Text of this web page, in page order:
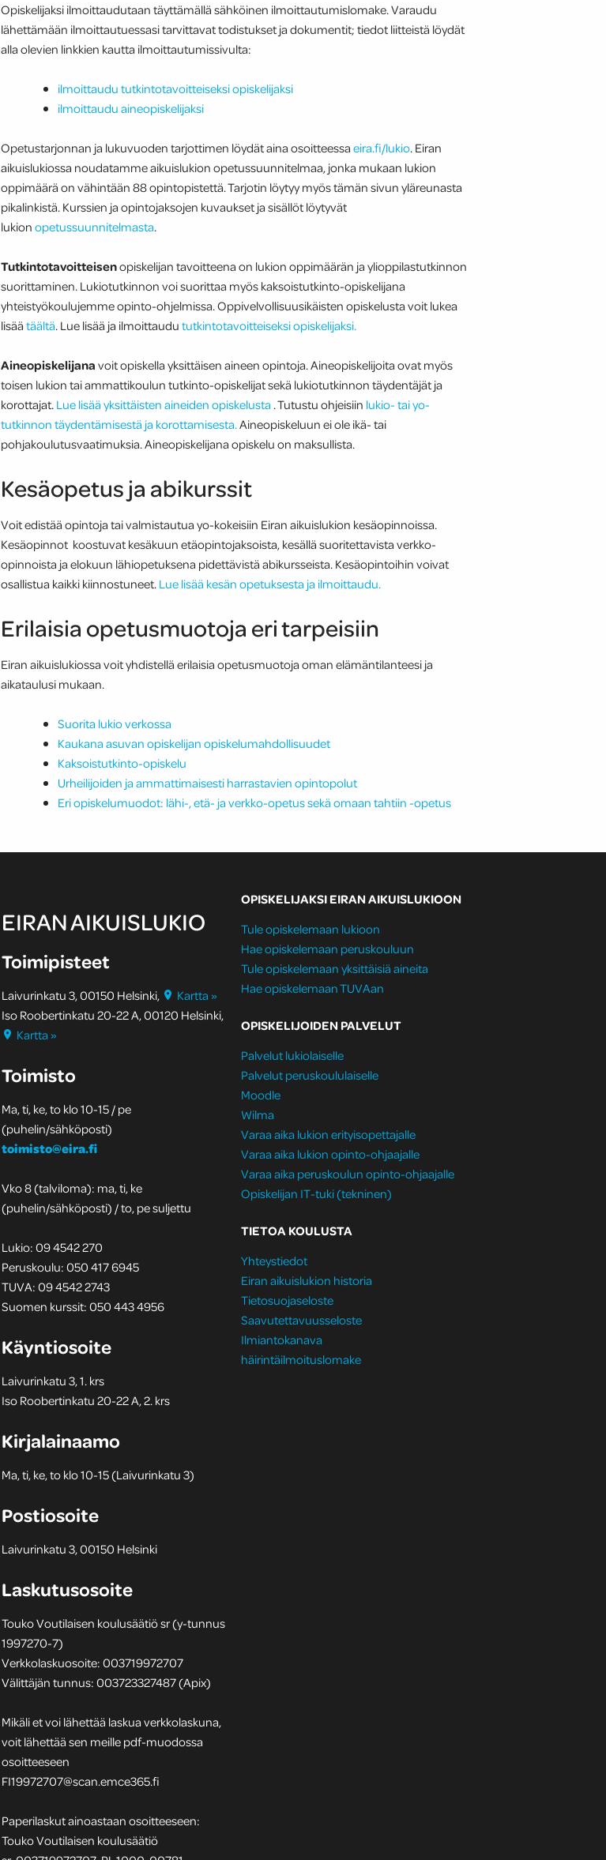
Opiskelijaksi ilmoittaudutaan täyttämällä sähköinen ilmoittautumislomake. Varaudu
lähettämään ilmoittautuessasi tarvittavat todistukset ja dokumentit; tiedot liitteistä löydät
alla olevien linkkien kautta ilmoittautumissivulta:
ilmoittaudu tutkintotavoitteiseksi opiskelijaksi
ilmoittaudu aineopiskelijaksi
Opetustarjonnan ja lukuvuoden tarjottimen löydät aina osoitteessaeira.fi/lukio. Eiran
aikuislukiossa noudatamme aikuislukion opetussuunnitelmaa, jonka mukaan lukion
oppimäärä on vähintään 88 opintopistettä. Tarjotin löytyy myös tämän sivun yläreunasta
pikalinkistä. Kurssien ja opintojaksojen kuvaukset ja sisällöt löytyvät
lukionopetussuunnitelmasta.
Tutkintotavoitteisenopiskelijan tavoitteena on lukion oppimäärän ja ylioppilastutkinnon
suorittaminen. Lukiotutkinnon voi suorittaa myös kaksoistutkinto-opiskelijana
yhteistyökoulujemme opinto-ohjelmissa. Oppivelvollisuusikäisten opiskelusta voit lukea
lisäätäältä. Lue lisää ja ilmoittaudututkintotavoitteiseksi opiskelijaksi.
Aineopiskelijanavoit opiskella yksittäisen aineen opintoja. Aineopiskelijoita ovat myös
toisen lukion tai ammattikoulun tutkinto-opiskelijat sekä lukiotutkinnon täydentäjät ja
korottajat.Lue lisää yksittäisten aineiden opiskelusta . Tutustu ohjeisiin lukio- tai yo-
tutkinnon täydentämisestä ja korottamisesta.Aineopiskeluun ei ole ikä- tai
pohjakoulutusvaatimuksia. Aineopiskelijana opiskelu on maksullista.
Kesäopetus ja abikurssit
Voit edistää opintoja tai valmistautua yo-kokeisiin Eiran aikuislukion kesäopinnoissa.
Kesäopinnot koostuvat kesäkuun etäopintojaksoista, kesällä suoritettavista verkko-
opinnoista ja elokuun lähiopetuksena pidettävistä abikursseista. Kesäopintoihin voivat
osallistua kaikki kiinnostuneet.Lue lisää kesän opetuksesta ja ilmoittaudu.
Erilaisia opetusmuotoja eri tarpeisiin
Eiran aikuislukiossa voit yhdistellä erilaisia opetusmuotoja oman elämäntilanteesi ja
aikataulusi mukaan.
Suorita lukio verkossa
Kaukana asuvan opiskelijan opiskelumahdollisuudet
Kaksoistutkinto-opiskelu
Urheilijoiden ja ammattimaisesti harrastavien opintopolut
Eri opiskelumuodot: lähi-, etä- ja verkko-opetus sekä omaan tahtiin -opetus
EIRAN AIKUISLUKIO
Toimipisteet
Laivurinkatu 3, 00150 Helsinki,
Kartta »
Iso Roobertinkatu 20-22 A, 00120 Helsinki,
Kartta »
Toimisto
Ma, ti, ke, to klo 10-15 / pe
(puhelin/sähköposti)
toimisto@eira.fi
Vko 8 (talviloma): ma, ti, ke
(puhelin/sähköposti) / to, pe suljettu
Lukio: 09 4542 270
Peruskoulu: 050 417 6945
TUVA: 09 4542 2743
Suomen kurssit: 050 443 4956
Käyntiosoite
Laivurinkatu 3, 1. krs
Iso Roobertinkatu 20-22 A, 2. krs
Kirjalainaamo
Ma, ti, ke, to klo 10-15 (Laivurinkatu 3)
Postiosoite
Laivurinkatu 3, 00150 Helsinki
Laskutusosoite
Touko Voutilaisen koulusäätiö sr (y-tunnus
1997270-7)
Verkkolaskuosoite: 003719972707
Välittäjän tunnus: 003723327487 (Apix)
Mikäli et voi lähettää laskua verkkolaskuna,
voit lähettää sen meille pdf-muodossa
osoitteeseen
FI19972707@scan.emce365.fi
Paperilaskut ainoastaan osoitteeseen:
Touko Voutilaisen koulusäätiö
OPISKELIJAKSI EIRAN AIKUISLUKIOON
Tule opiskelemaan lukioon
Hae opiskelemaan peruskouluun
Tule opiskelemaan yksittäisiä aineita
Hae opiskelemaan TUVAan
OPISKELIJOIDEN PALVELUT
Palvelut lukiolaiselle
Palvelut peruskoululaiselle
Moodle
Wilma
Varaa aika lukion erityisopettajalle
Varaa aika lukion opinto-ohjaajalle
Varaa aika peruskoulun opinto-ohjaajalle
Opiskelijan IT-tuki (tekninen)
TIETOA KOULUSTA
Yhteystiedot
Eiran aikuislukion historia
Tietosuojaseloste
Saavutettavuusseloste
Ilmiantokanava
häirintäilmoituslomake